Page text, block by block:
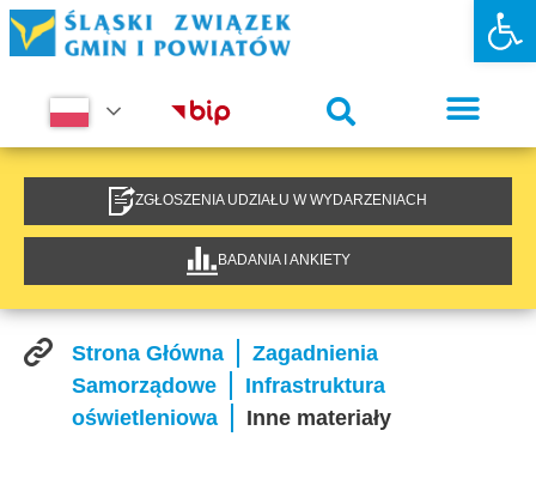
ZGŁOSZENIA UDZIAŁU W WYDARZENIACH
BADANIA I ANKIETY
Strona Główna
Zagadnienia
Samorządowe
Infrastruktura
oświetleniowa
Inne materiały